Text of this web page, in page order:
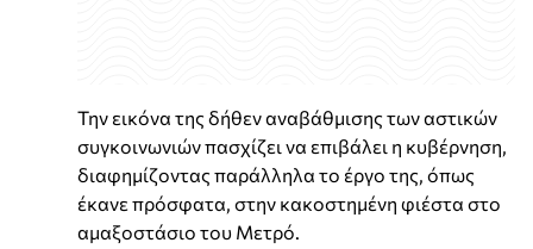
Την εικόνα της δήθεν αναβάθμισης των αστικών
συγκοινωνιών πασχίζει να επιβάλει η κυβέρνηση,
διαφημίζοντας παράλληλα το έργο της, όπως
έκανε πρόσφατα, στην κακοστημένη φιέστα στο
αμαξοστάσιο του Μετρό.